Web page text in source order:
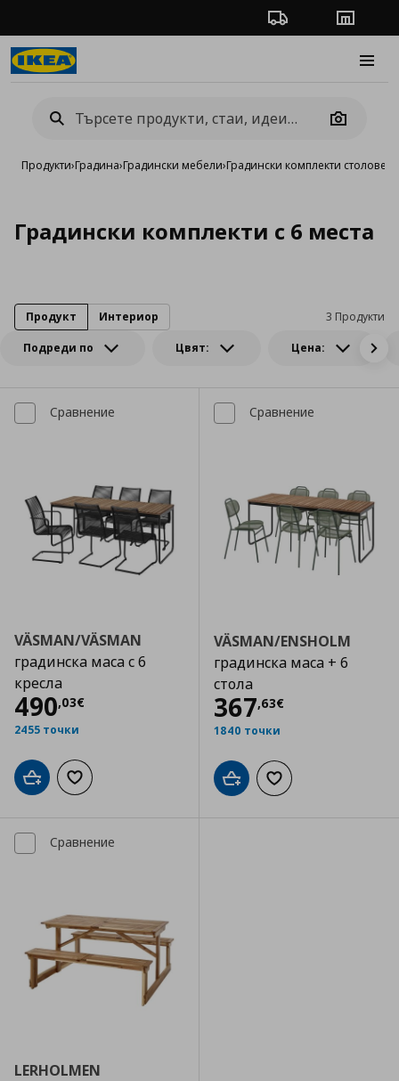
Проследяване на
Camera
Продукти›Градина›Градински мебели›Градински комплекти столове
Градински комплекти с 6 места
Подреди по Цвят: Цена:
3 Продукти
Продукт Интериор
Сравнение
VÄSMAN/VÄSMAN
градинска маса с 6
кресла
490,03€
Цена
2455 точки
Добави в кошницата
Добави към списъка с любими
Сравнение
VÄSMAN/ENSHOLM
градинска маса + 6
стола
367,63€
Цена
1840 точки
Добави в кошницата
Добави към
Сравнение
LERHOLMEN